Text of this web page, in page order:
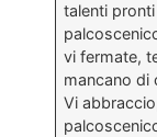
talenti
vi fermate,
mancano di
Vi